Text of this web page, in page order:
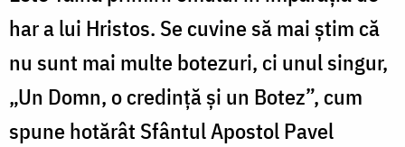
har a lui Hristos. Se cuvine să mai ştim că
nu sunt mai multe botezuri, ci unul singur,
„Un Domn, o credinţă şi un Botez”, cum
spune hotărât Sfântul Apostol Pavel